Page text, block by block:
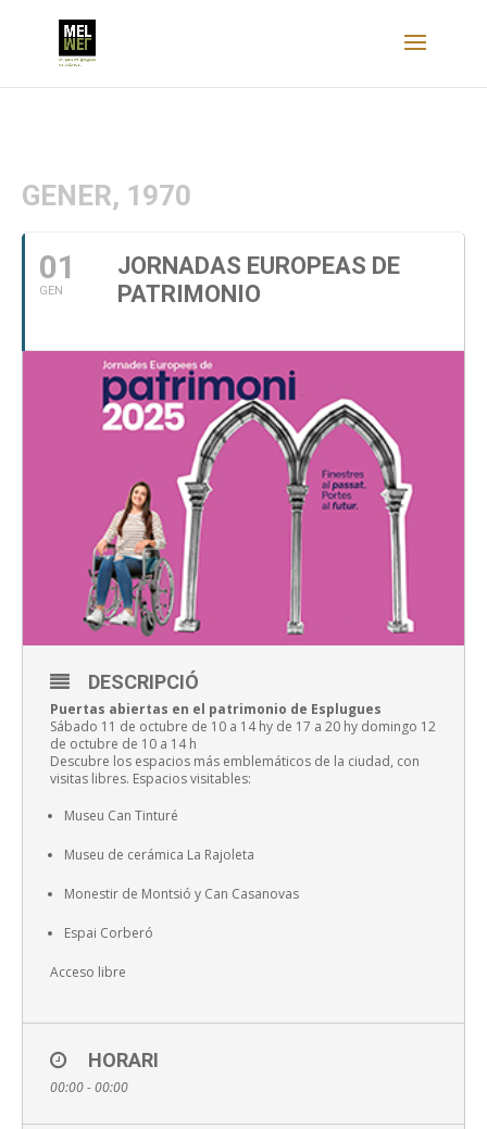
GENER, 1970
01
GEN
JORNADAS EUROPEAS DE
PATRIMONIO
DESCRIPCIÓ
Puertas abiertas en el patrimonio de Esplugues
Sábado 11 de octubre de 10 a 14 hy de 17 a 20 hy domingo 12
de octubre de 10 a 14 h
Descubre los espacios más emblemáticos de la ciudad, con
visitas libres. Espacios visitables:
Museu Can Tinturé
Museu de cerámica La Rajoleta
Monestir de Montsió y Can Casanovas
Espai Corberó
Acceso libre
HORARI
00:00 - 00:00